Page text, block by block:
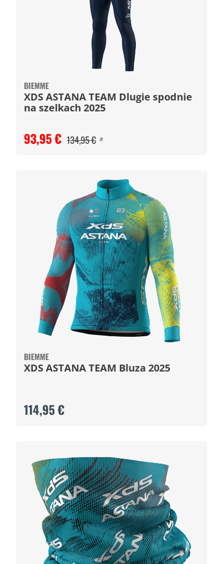
BIEMME
XDS ASTANA TEAM Dlugie spodnie
na szelkach 2025
93,95 € 134,95 € #
BIEMME
XDS ASTANA TEAM Bluza 2025
114,95 €